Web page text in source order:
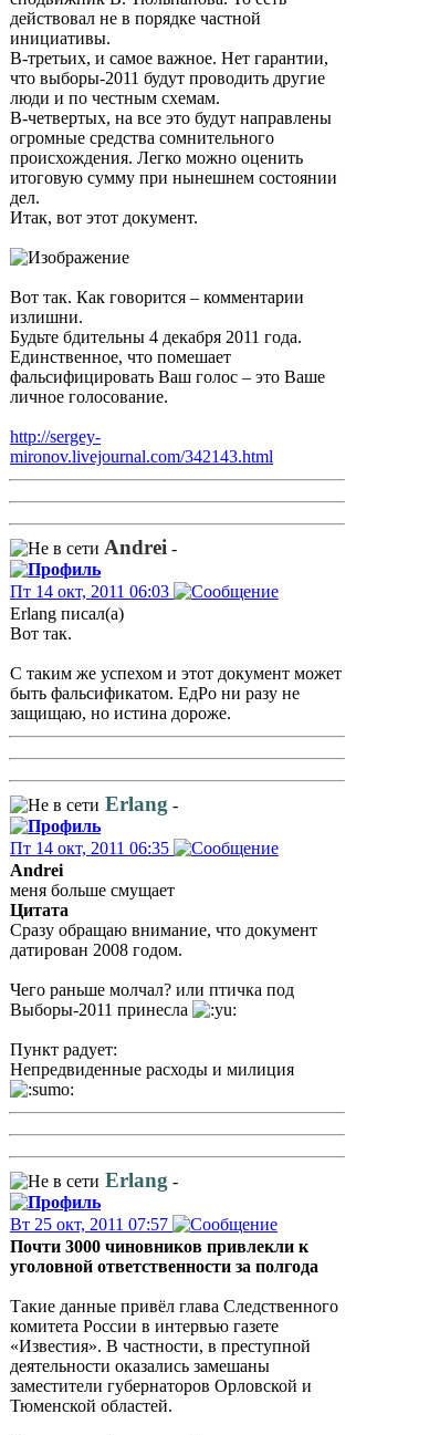
действовал не в порядке частной
инициативы.
В-третьих, и самое важное. Нет гарантии,
что выборы-2011 будут проводить другие
люди и по честным схемам.
В-четвертых, на все это будут направлены
огромные средства сомнительного
происхождения. Легко можно оценить
итоговую сумму при нынешнем состоянии
дел.
Итак, вот этот документ.
Вот так. Как говорится – комментарии
излишни.
Будьте бдительны 4 декабря 2011 года.
Единственное, что помешает
фальсифицировать Ваш голос – это Ваше
личное голосование.
http://sergey-
mironov.livejournal.com/342143.html
Andrei -
Пт 14 окт, 2011 06:03
Erlang писал(а)
Вот так.
С таким же успехом и этот документ может
быть фальсификатом. ЕдРо ни разу не
защищаю, но истина дороже.
Erlang -
Пт 14 окт, 2011 06:35
Andrei
меня больше смущает
Цитата
Сразу обращаю внимание, что документ
датирован 2008 годом.
Чего раньше молчал? или птичка под
Выборы-2011 принесла
Пункт радует:
Непредвиденные расходы и милиция
Erlang -
Вт 25 окт, 2011 07:57
Почти 3000 чиновников привлекли к
уголовной ответственности за полгода
Такие данные привёл глава Следственного
комитета России в интервью газете
«Известия». В частности, в преступной
деятельности оказались замешаны
заместители губернаторов Орловской и
Тюменской областей.